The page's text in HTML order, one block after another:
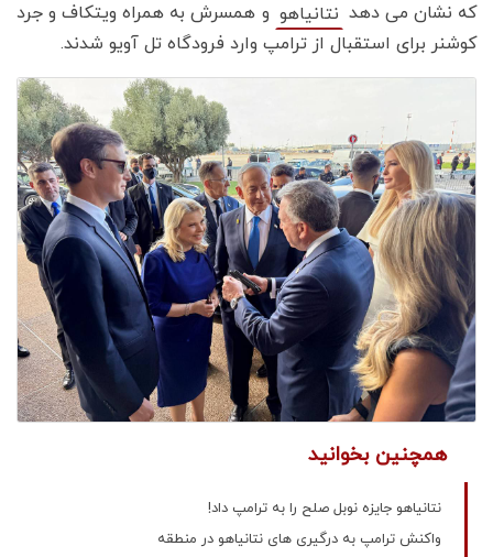
که نشان می دهد نتانیاهو و همسرش به همراه ویتکاف و جرد
کوشنر برای استقبال از ترامپ وارد فرودگاه تل آویو شدند.
همچنین بخوانید
نتانیاهو جایزه نوبل صلح را به ترامپ داد!
واکنش ترامپ به درگیری های نتانیاهو در منطقه